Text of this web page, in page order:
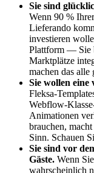
Sie sind
Wenn 90 %
Lieferando
investieren
Plattform — Sie
Marktplätze
machen das alle
Sie wollen
Fleksa-
Webflow-
Animationen
brauchen,
Sinn. Schauen
Sie sind vor
Gäste. Wenn
wahrscheinlich